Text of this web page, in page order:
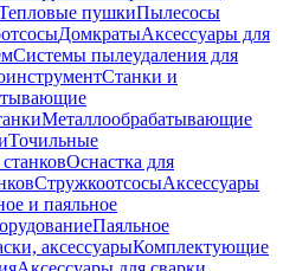
пушкиПылесосы
ДомкратыАксессуары для
Системы пылеудаления для
Станки и
Металлообрабатывающие
Точильные
Оснастка для
СтружкоотсосыАксессуары
и паяльное
Паяльное
аксессуарыКомплектующие